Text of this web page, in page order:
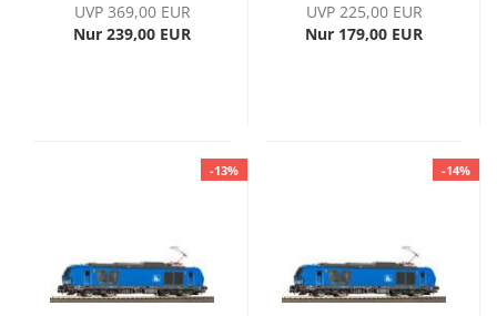
UVP 369,00 EUR
Nur 239,00 EUR
UVP 225,00 EUR
Nur 179,00 EUR
-13% -14%